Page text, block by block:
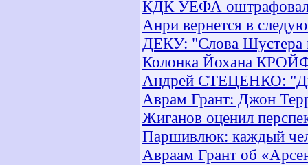
КДК УЕФА
Анри вернется в
ДЕКУ: "Слова Шустера
Колонка Йохана
Андрей СТЕЦЕНКО:
Аврам Грант: Джон
Жиганов оценил
Паршивлюк: каждый
Авраам Грант об